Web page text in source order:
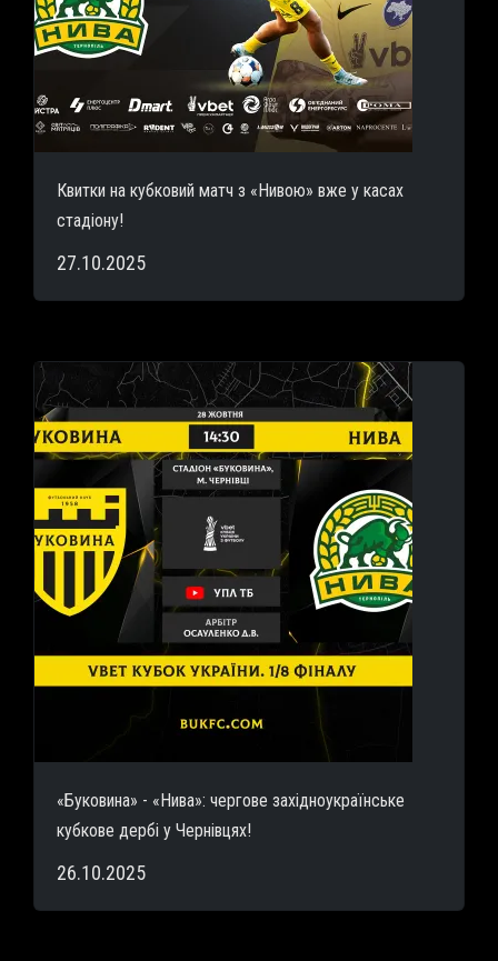
Квитки на кубковий матч з «Нивою» вже у касах
стадіону!
27.10.2025
«Буковина» - «Нива»: чергове західноукраїнське
кубкове дербі у Чернівцях!
26.10.2025